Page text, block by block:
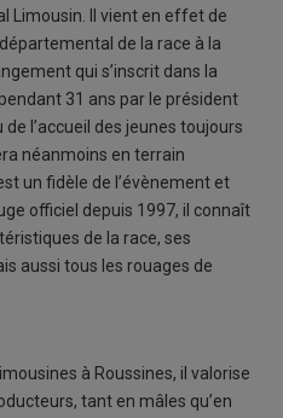
Limousin. Il vient en effet de
de la race à la
qui s’inscrit dans la
31 ans par le président
l’accueil des jeunes toujours
néanmoins en terrain
un fidèle de l’évènement et
officiel depuis 1997, il connaît
de la race, ses
aussi tous les rouages de
à Roussines, il valorise
tant en mâles qu’en